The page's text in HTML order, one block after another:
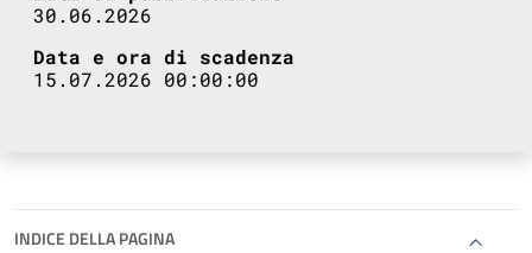
30.06.2026
Data e ora di scadenza
15.07.2026 00:00:00
INDICE DELLA PAGINA